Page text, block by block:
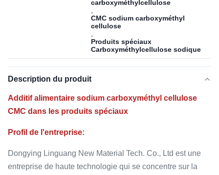
carboxyméthylcellulose
CMC sodium carboxyméthyl
cellulose
Produits spéciaux
Carboxyméthylcellulose sodique
Description du produit
Additif alimentaire sodium carboxyméthyl cellulose
CMC dans les produits spéciaux
Profil de l'entreprise:
Dongying Linguang New Material Tech. Co., Ltd est une
entreprise de haute technologie qui se concentre sur la